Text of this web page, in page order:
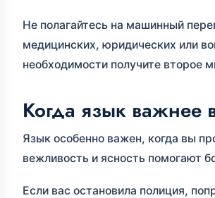
Не полагайтесь на машинный
медицинских, юридических или
необходимости получите второе
Когда язык важнее
Язык особенно важен, когда вы
вежливость и ясность помогают
Если вас остановила полиция,